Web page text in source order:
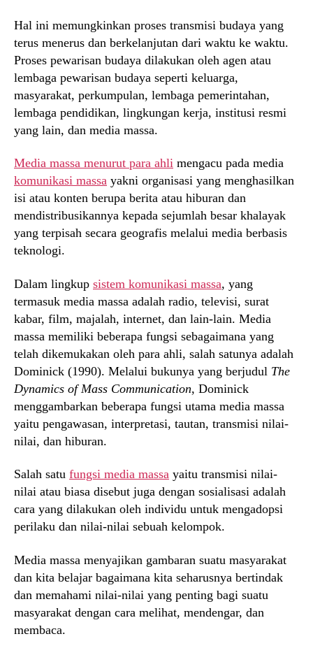
Hal ini memungkinkan proses transmisi budaya yang
terus menerus dan berkelanjutan dari waktu ke waktu.
Proses pewarisan budaya dilakukan oleh agen atau
lembaga pewarisan budaya seperti keluarga,
masyarakat, perkumpulan, lembaga pemerintahan,
lembaga pendidikan, lingkungan kerja, institusi resmi
yang lain, dan media massa.
Media massa menurut para ahli mengacu pada media
komunikasi massa yakni organisasi yang menghasilkan
isi atau konten berupa berita atau hiburan dan
mendistribusikannya kepada sejumlah besar khalayak
yang terpisah secara geografis melalui media berbasis
teknologi.
Dalam lingkup sistem komunikasi massa, yang
termasuk media massa adalah radio, televisi, surat
kabar, film, majalah, internet, dan lain-lain. Media
massa memiliki beberapa fungsi sebagaimana yang
telah dikemukakan oleh para ahli, salah satunya adalah
Dominick (1990). Melalui bukunya yang berjudul The
Dynamics of Mass Communication, Dominick
menggambarkan beberapa fungsi utama media massa
yaitu pengawasan, interpretasi, tautan, transmisi nilai-
nilai, dan hiburan.
Salah satu fungsi media massa yaitu transmisi nilai-
nilai atau biasa disebut juga dengan sosialisasi adalah
cara yang dilakukan oleh individu untuk mengadopsi
perilaku dan nilai-nilai sebuah kelompok.
Media massa menyajikan gambaran suatu masyarakat
dan kita belajar bagaimana kita seharusnya bertindak
dan memahami nilai-nilai yang penting bagi suatu
masyarakat dengan cara melihat, mendengar, dan
membaca.